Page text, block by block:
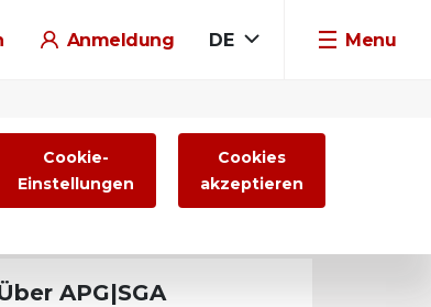
Anmeldung DE Menu
APG|SGA
Cookie-
Einstellungen
Cookies
akzeptieren